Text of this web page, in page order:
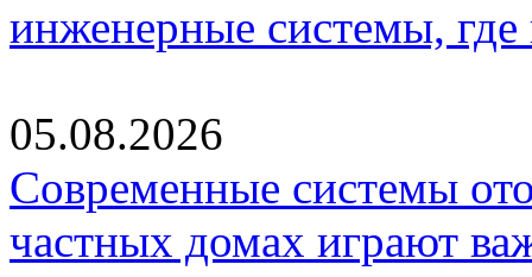
инженерные системы,
05.08.2026
Современные системы
частных домах играют